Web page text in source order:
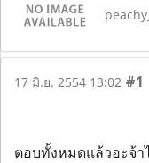
17 มิ.ย. 2554 13:02 #1
ตอบทั้งหมดแล้วอะจ้า